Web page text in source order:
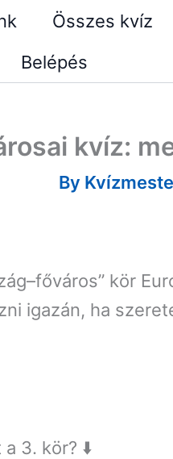
Összes kvíz
Belépés
kvíz:
By
kör
igazán, ha
3. kör? ⬇️